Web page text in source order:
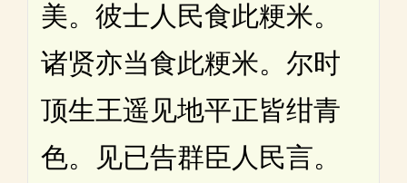
美。彼士人民食此粳米。
诸贤亦当食此粳米。尔时
顶生王遥见地平正皆绀青
色。见已告群臣人民言。